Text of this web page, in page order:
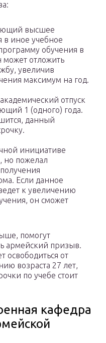
высшее
в иное учебное
обучения в
может отложить
увеличив
максимум на год.
отпуск
1 (одного) года.
данный
инициативе
но пожелал
Если данное
к увеличению
он сможет
помогут
армейский призыв.
освободиться от
возраста 27 лет,
по учебе стоит
кафедра